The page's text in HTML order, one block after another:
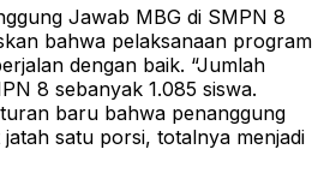
Jawab MBG di SMPN 8
bahwa pelaksanaan program
dengan baik. “Jumlah
8 sebanyak 1.085 siswa.
baru bahwa penanggung
satu porsi, totalnya menjadi